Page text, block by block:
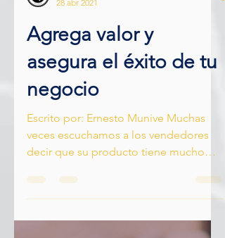
Escuela de Ventas y Negocios EVN
28 abr 2021
Agrega valor y
negocio
Escrito por: Ernesto Munive Muchas